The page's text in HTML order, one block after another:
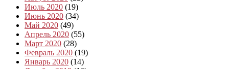
Июль 2020 (19)
Июнь 2020 (34)
Май 2020 (49)
Апрель 2020 (55)
Март 2020 (28)
Февраль 2020 (19)
Январь 2020 (14)